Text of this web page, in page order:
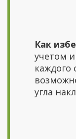
Как
учетом
каждого
угла